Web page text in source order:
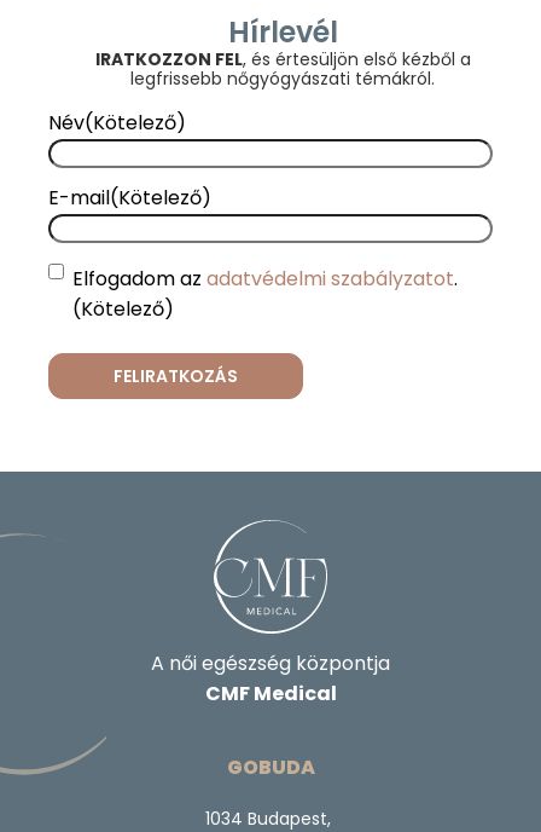
Hírlevél
IRATKOZZON FEL, és értesüljön első kézből a
legfrissebb nőgyógyászati témákról.
Név(Kötelező)
E-mail(Kötelező)
Consent(Kötelező)
Elfogadom az adatvédelmi szabályzatot.
(Kötelező)
A női egészség központja
CMF Medical
GOBUDA
1034 Budapest,